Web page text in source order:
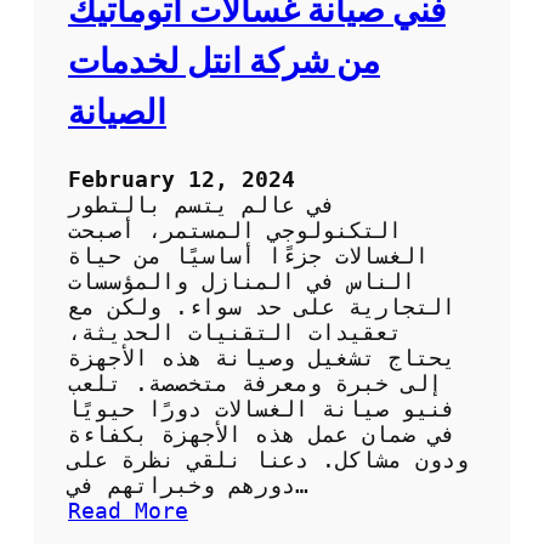
ت
م
ك
ف
ي
ا
ل
ك
و
ي
ت
ب
أ
ق
ل
فني صيانة غسالات اتوماتيك
من شركة انتل لخدمات
الصيانة
February 12, 2024
في عالم يتسم بالتطور
التكنولوجي المستمر، أصبحت
الغسالات جزءًا أساسيًا من حياة
الناس في المنازل والمؤسسات
التجارية على حد سواء. ولكن مع
تعقيدات التقنيات الحديثة،
يحتاج تشغيل وصيانة هذه الأجهزة
إلى خبرة ومعرفة متخصصة. تلعب
فنيو صيانة الغسالات دورًا حيويًا
في ضمان عمل هذه الأجهزة بكفاءة
ودون مشاكل. دعنا نلقي نظرة على
دورهم وخبراتهم في…
Read More